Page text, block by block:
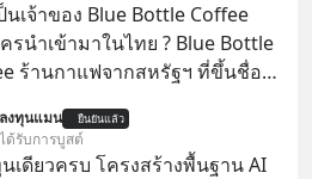
นเจ้าของ Blue Bottle Coffee
รนำเข้ามาในไทย ? Blue Bottle
ร้านกาแฟจากสหรัฐฯ ที่ขึ้นชื่อ
ประเทศไทย ที่ Central Park
ลงทุนแมน ยืนยันแล้ว
ได้รับการบูสต์
เดียวครบ โครงสร้างพื้นฐาน AI